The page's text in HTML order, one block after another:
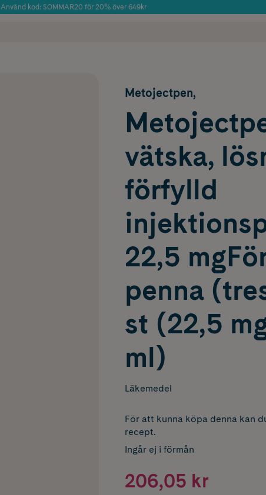
Använd kod: SOMMAR20 för 20% över 649kr
Metojectpen,
vätska,
förfylld
22,5
penna
st (22,5
ml)
Läkemedel
För att kunna köpa denna kan
recept.
Ingår ej i förmån
206,05 kr